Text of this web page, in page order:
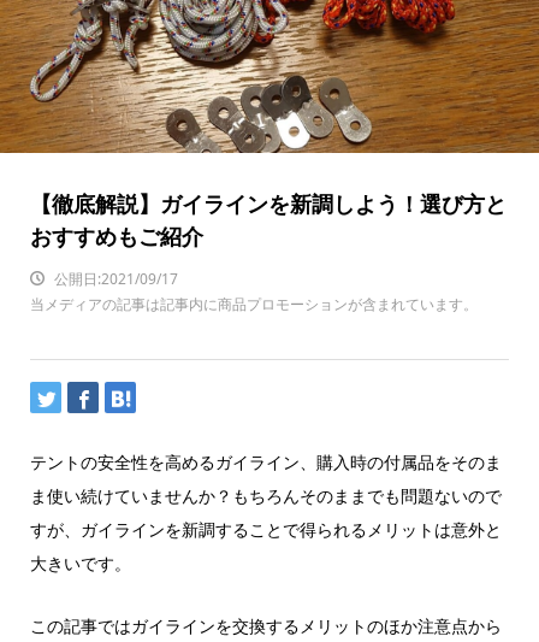
【徹底解説】ガイラインを新調しよう！選び方と
おすすめもご紹介
公開日:2021/09/17
当メディアの記事は記事内に商品プロモーションが含まれています。
テントの安全性を高めるガイライン、購入時の付属品をそのま
ま使い続けていませんか？もちろんそのままでも問題ないので
すが、ガイラインを新調することで得られるメリットは意外と
大きいです。
この記事ではガイラインを交換するメリットのほか注意点から